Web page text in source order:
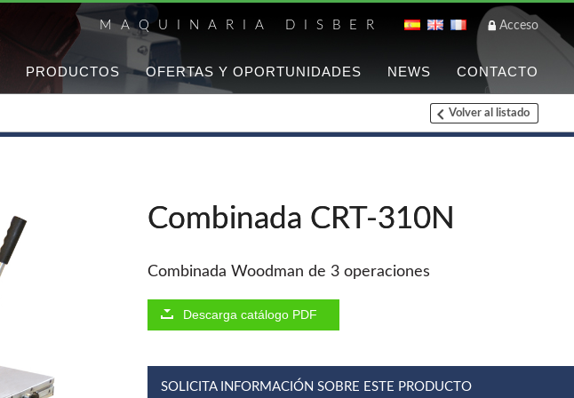
MAQUINARIA DISBER Acceso
PRODUCTOS OFERTAS Y OPORTUNIDADES NEWS CONTACTO
Listado de
Clavadoras Batería
Grapadoras Bateria
Ventiladores industriales
Aspiradores portatiles
Volver al listado
Combinada CRT-310N
Combinada Woodman de 3 operaciones
Descarga catálogo PDF
SOLICITA INFORMACIÓN SOBRE ESTE PRODUCTO